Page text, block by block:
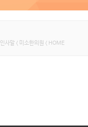
인사말 < 미소한의원 < HOME